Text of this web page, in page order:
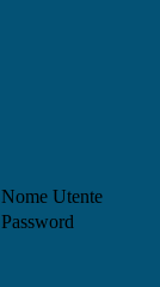
Nome Utente
Password